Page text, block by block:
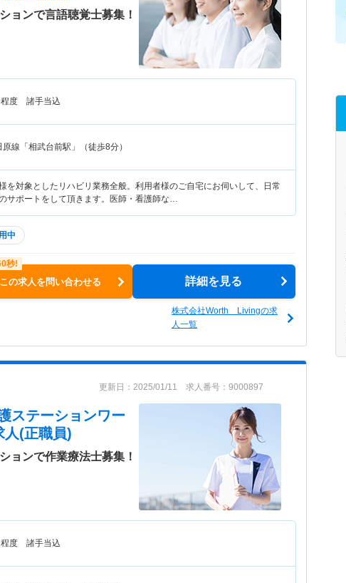
ョンで言語聴覚士募集！
程度 諸手当込
線「相武台前駅」（徒歩8分）
を対象としたリハビリ業務全般。利用者様のご自宅にお伺いして、日常
サポートをして頂きます。医師・看護師な…
中
この求人を問い合わせる 詳細を見る
株式会社Worth Livingの求
人一覧
更新日：2025/01/11 求人番号：9000897
ステーションワー
人(正職員)
ョンで作業療法士募集！
程度 諸手当込